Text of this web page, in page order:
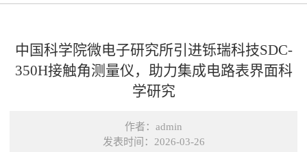
中国科学院微电子研究所引进铄瑞科技SDC-
350H接触角测量仪，助力集成电路表界面科
学研究
作者：admin
发表时间：2026-03-26